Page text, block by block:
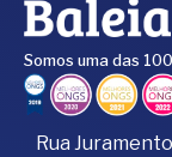
Somos uma das
Rua